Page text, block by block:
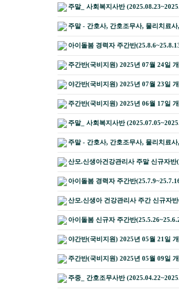
주말_ 사회복지사반
주말 - 간호사, 간호조무사, 물리치료
아이돌봄 경력자 주간반
주간반(국비지원) 2025년 07월 24일
야간반(국비지원) 2025년 07월 23일
주간반(국비지원) 2025년 06월 17일
주말_ 사회복지사반
주말 - 간호사, 간호조무사, 물리치료
산모.신생아건강관리사 주말 신규자반
아이돌봄 경력자 주간반
산모.신생아 건강관리사 주간 신규자
아이돌봄 신규자 주간반
야간반(국비지원) 2025년 05월 21일
주간반(국비지원) 2025년 05월 09일
주중_ 간호조무사반